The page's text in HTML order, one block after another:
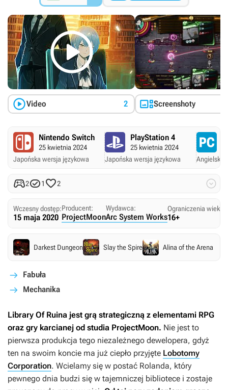

Video 2 Screenshoty
Nintendo Switch
25 kwietnia 2024
Japońska wersja językowa
PlayStation 4
25 kwietnia 2024
Japońska wersja językowa
Angielskie
21 2 
Wczesny dostęp:
15 maja 2020
Producent:
ProjectMoon
Wydawca:
Arc System Works
Ograniczenia
16+
Darkest Dungeon Slay the Spire Alina of the Arena
Fabuła
Mechanika
Library Of Ruina jest grą strategiczną z elementami RPG
oraz gry karcianej od studia ProjectMoon. Nie jest to
pierwsza produkcja tego niezależnego dewelopera, gdyż
ten na swoim koncie ma już ciepło przyjęte Lobotomy
Corporation. Wcielamy się w postać Rolanda, który
pewnego dnia budzi się w tajemniczej bibliotece i zostaje